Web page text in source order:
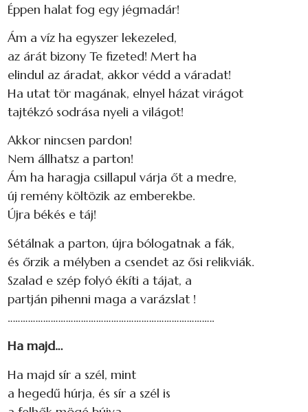
Éppen halat fog egy jégmadár!
Ám a víz ha egyszer lekezeled,
az árát bizony Te fizeted! Mert ha
elindul az áradat, akkor védd a váradat!
Ha utat tör magának, elnyel házat virágot
tajtékzó sodrása nyeli a világot!
Akkor nincsen pardon!
Nem állhatsz a parton!
Ám ha haragja csillapul várja őt a medre,
új remény költözik az emberekbe.
Újra békés e táj!
Sétálnak a parton, újra bólogatnak a fák,
és őrzik a mélyben a csendet az ősi relikviák.
Szalad e szép folyó ékíti a tájat, a
partján pihenni maga a varázslat !
……………………………………………………………………….
Ha majd…
Ha majd sír a szél, mint
a hegedű húrja, és sír a szél is